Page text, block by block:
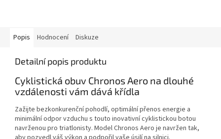
Popis Hodnocení Diskuze
Detailní popis produktu
Cyklistická obuv Chronos Aero na dlouhé
vzdálenosti vám dává křídla
Zažijte bezkonkurenční pohodlí, optimální přenos energie a
minimální odpor vzduchu s touto inovativní cyklistickou botou
navrženou pro triatlonisty. Model Chronos Aero je navržen tak,